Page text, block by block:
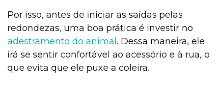
Por isso, antes de iniciar as saídas pelas
redondezas, uma boa prática é investir no
adestramento do animal . Dessa maneira, ele
irá se sentir confortável ao acessório e à rua, o
que evita que ele puxe a coleira.